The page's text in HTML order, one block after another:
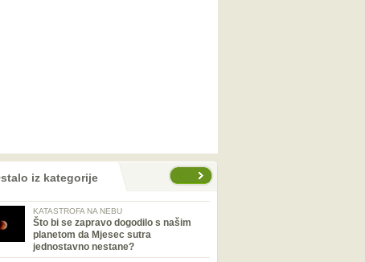
iz kategorije
KATASTROFA NA NEBU
Što bi se zapravo dogodilo s našim
planetom da Mjesec sutra
jednostavno nestane?